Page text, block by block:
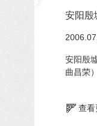
安阳殷
安阳殷
曲昌荣
查看